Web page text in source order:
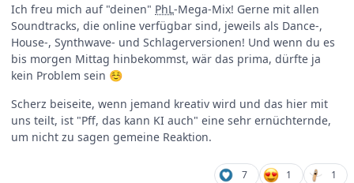
Ich freu mich auf "deinen" PhL-Mega-Mix! Gerne mit allen
Soundtracks, die online verfügbar sind, jeweils als Dance-,
House-, Synthwave- und Schlagerversionen! Und wenn du es
bis morgen Mittag hinbekommst, wär das prima, dürfte ja
kein Problem sein ☺️
Scherz beiseite, wenn jemand kreativ wird und das hier mit
uns teilt, ist "Pff, das kann KI auch" eine sehr ernüchternde,
um nicht zu sagen gemeine Reaktion.
7 1 1